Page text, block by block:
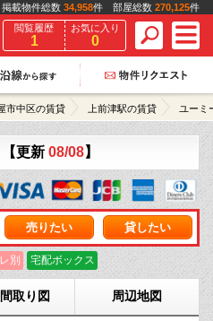
掲載物件総数 34,958件 部屋総数 270,125件
閲覧履歴
1
お気に入り
0
市中区の賃貸 上前津駅の賃貸 ユーミ
【更新 08/08】
売りたい 貸したい
別 宅配ボックス
取り図 周辺地図